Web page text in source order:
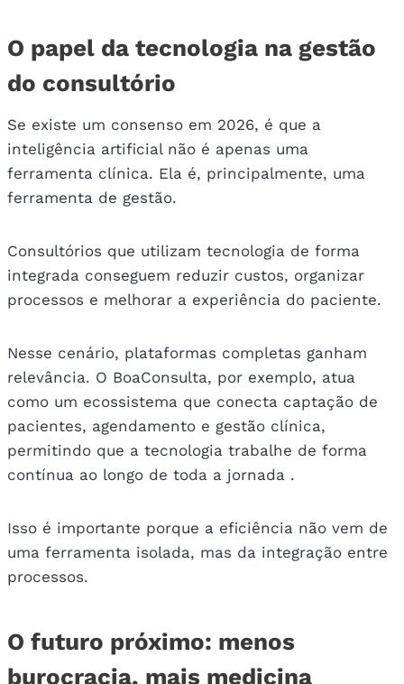
O papel da tecnologia na gestão
do consultório
Se existe um consenso em 2026, é que a
inteligência artificial não é apenas uma
ferramenta clínica. Ela é, principalmente, uma
ferramenta de gestão.
Consultórios que utilizam tecnologia de forma
integrada conseguem reduzir custos, organizar
processos e melhorar a experiência do paciente.
Nesse cenário, plataformas completas ganham
relevância. O BoaConsulta, por exemplo, atua
como um ecossistema que conecta captação de
pacientes, agendamento e gestão clínica,
permitindo que a tecnologia trabalhe de forma
contínua ao longo de toda a jornada .
Isso é importante porque a eficiência não vem de
uma ferramenta isolada, mas da integração entre
processos.
O futuro próximo: menos
burocracia, mais medicina